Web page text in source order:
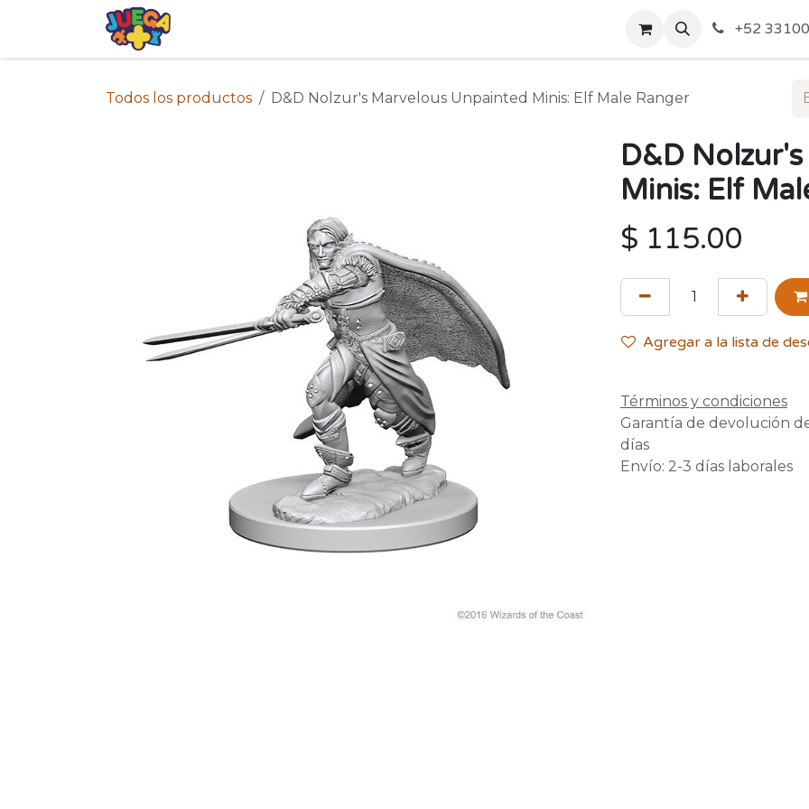
Acerca de Nosotros Politicas de Envío y
+52
Todos los productos D&D Nolzur's Marvelous Unpainted Minis: Elf Male Ranger
D&D
Minis: Elf
$ 115.00
Agregar a la lista de
Términos y condiciones
Garantía de devolución
días
Envío: 2-3 días laborales